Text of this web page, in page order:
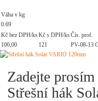
Váha v kg
0.69
Kč bez DPH/ksKč s DPH/ksČís. prof.
100,00
121 PV-08-13
Zadejte
Střešní hák